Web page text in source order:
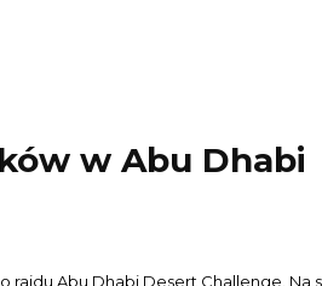
w Abu Dhabi
rajdu Abu Dhabi Desert Challenge. Na